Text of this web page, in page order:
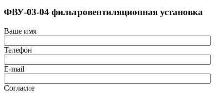
ФВУ-03-04 фильтровентиляционная установка
Ваше имя
Телефон
E-mail
Согласие